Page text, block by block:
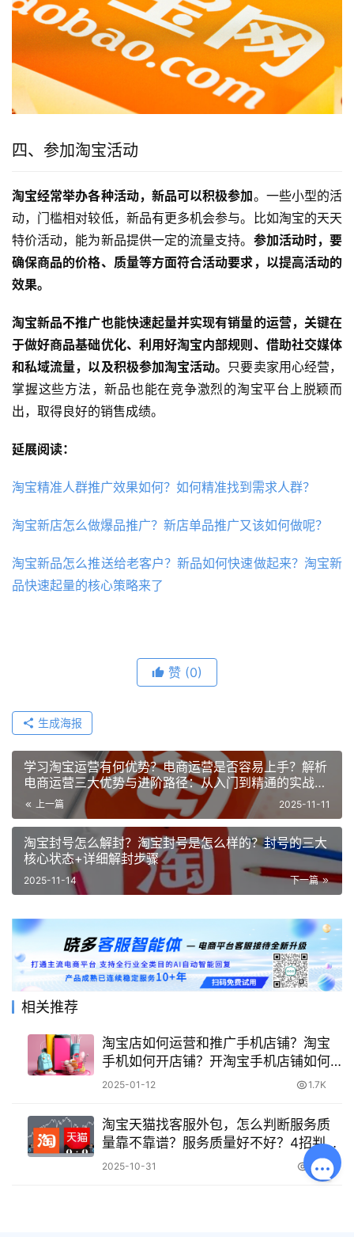
四、参加淘宝活动
淘宝经常举办各种活动，新品可以积极参加。一些小型的活
动，门槛相对较低，新品有更多机会参与。比如淘宝的天天
特价活动，能为新品提供一定的流量支持。 参加活动时，要
确保商品的价格、质量等方面符合活动要求，以提高活动的
效果。
淘宝新品不推广也能快速起量并实现有销量的运营，关键在
于做好商品基础优化、利用好淘宝内部规则、借助社交媒体
和私域流量，以及积极参加淘宝活动。 只要卖家用心经营，
掌握这些方法，新品也能在竞争激烈的淘宝平台上脱颖而
出，取得良好的销售成绩。
延展阅读：
淘宝精准人群推广效果如何？如何精准找到需求人群？
淘宝新店怎么做爆品推广？新店单品推广又该如何做呢？
淘宝新品怎么推送给老客户？新品如何快速做起来？淘宝新
品快速起量的核心策略来了
赞 (0)
生成海报
学习淘宝运营有何优势？电商运营是否容易上手？解析
电商运营三大优势与进阶路径：从入门到精通的实战指
南！上一篇 2025-11-11
淘宝封号怎么解封？淘宝封号是怎么样的？封号的三大
核心状态+详细解封步骤
下一篇
2025-11-14
相关推荐
淘宝店如何运营和推广手机店铺？淘宝
手机如何开店铺？开淘宝手机店铺如何
上手看这篇！
2025-01-12 1.7K
淘宝天猫找客服外包，怎么判断服务质
量靠不靠谱？服务质量好不好？4招判断
外包客服靠不靠谱
2025-10-31 399